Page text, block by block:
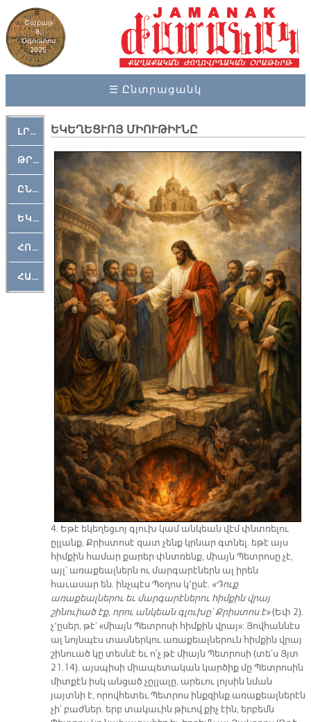
Շաբաթ
8,
Օգոստոս
2026
☰ Ընտրացանկ
ԼՐԱՀՈՍ
ԹՐՔԱՀԱՅ ԿԵԱՆՔ
ԸՆԿԵՐԱՄՇԱԿՈՒԹԱՅԻՆ
ԵԿԵՂԵՑԱԿԱՆ
ՀՈԳԵՄՏԱՒՈՐ
ՀԱՐԹԱԿ
ԵԿԵՂԵՑՒՈՅ ՄԻՈՒԹԻՒՆԸ
4. Եթէ եկեղեցւոյ գլուխ կամ անկեան վէմ փնտռելու
ըլլանք, Քրիստոսէ զատ չենք կրնար գտնել. եթէ այս
հիմքին համար քարեր փնտռենք, միայն Պետրոսը չէ,
այլ՝ առաքեալներն ու մարգարէներն ալ իրեն
հաւասար են. ինչպէս Պօղոս կ՚ըսէ. «Դուք
առաքեալներու եւ մարգարէներու հիմքին վրայ
շինուիած էք, որու անկեան գլուխը՝ Քրիստոս է»(Եփ 2).
չ՚ըսեր, թէ՝ «միայն Պետրոսի հիմքին վրայ»: Յովհաննէս
ալ նոյնպէս տասներկու առաքեալներուն հիմքին վրայ
շինուած կը տեսնէ եւ ո՛չ թէ միայն Պետրոսի (տե՛ս Յյտ
21.14). այսպիսի միապետական կարծիք մը Պետրոսին
միտքէն իսկ անցած չըլլալը, արեւու լոյսին նման
յայտնի է, որովհետեւ Պետրոս ինքզինք առաքեալներէն
չի՛ բաժներ. երբ տակաւին թիւով քիչ էին, երբեմն